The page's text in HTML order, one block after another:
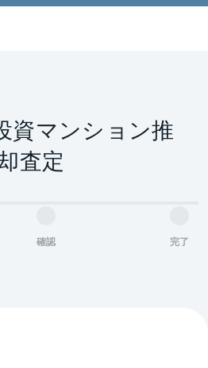
資マンション推
査定
確認 完了